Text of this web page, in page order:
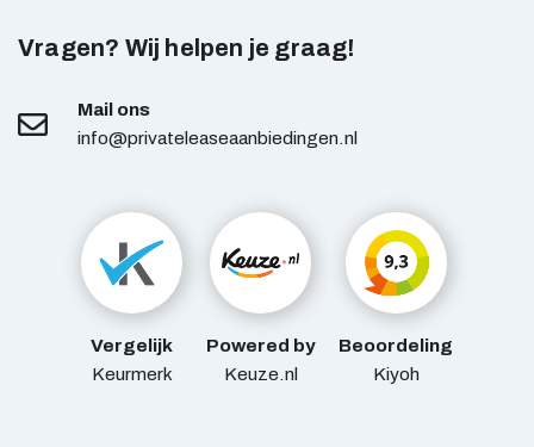
Vragen? Wij helpen je graag!
Mail ons
info@privateleaseaanbiedingen.nl
Vergelijk
Keurmerk
Powered by
Keuze.nl
Beoordeling
Kiyoh